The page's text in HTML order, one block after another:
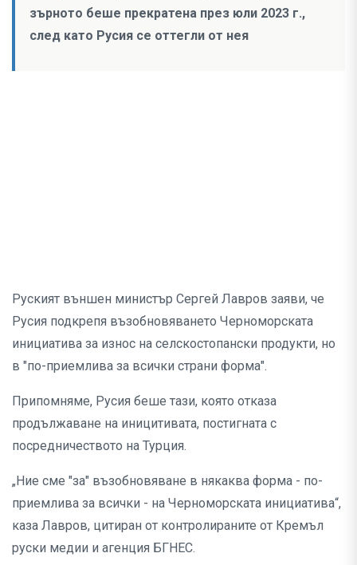
зърното беше прекратена през юли 2023 г.,
след като Русия се оттегли от нея
Руският външен министър Сергей Лавров заяви, че
Русия подкрепя възобновяването Черноморската
инициатива за износ на селскостопански продукти, но
в "по-приемлива за всички страни форма".
Припомняме, Русия беше тази, която отказа
продължаване на иницитивата, постигната с
посредничеството на Турция.
„Ние сме "за" възобновяване в някаква форма - по-
приемлива за всички - на Черноморската инициатива“,
каза Лавров, цитиран от контролираните от Кремъл
руски медии и агенция БГНЕС.